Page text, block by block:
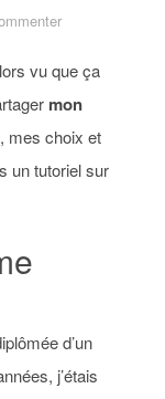
on
lancé
ma
boutique
pour
?
vu que ça
mon
mes choix et
un tutoriel sur
d’un
j’étais